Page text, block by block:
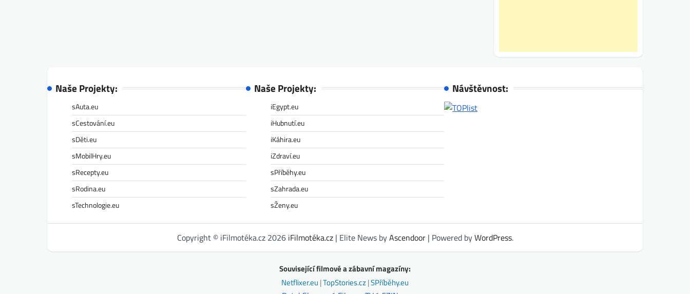
Naše Projekty:
sAuta.eu
sCestování.eu
sDěti.eu
sMobilHry.eu
sRecepty.eu
sRodina.eu
sTechnologie.eu
Naše Projekty:
iEgypt.eu
iHubnutí.eu
iKáhira.eu
iZdraví.eu
sPříběhy.eu
sZahrada.eu
sŽeny.eu
Návštěvnost:
Copyright © iFilmotéka.cz 2026 iFilmotéka.cz| Elite News byAscendoor| Powered byWordPress.
Související filmové a zábavní magazíny:
Netflixer.eu |TopStories.cz|SPříběhy.eu